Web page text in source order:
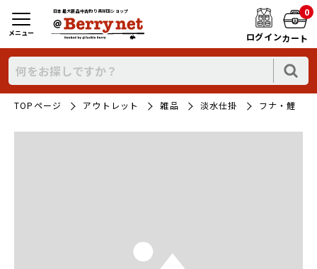
日本最大新品中古釣り具WEBショップ
ログイン
0
カート
メニュー
TOPページ アウトレット 雑品 淡水仕掛 フナ・鯉